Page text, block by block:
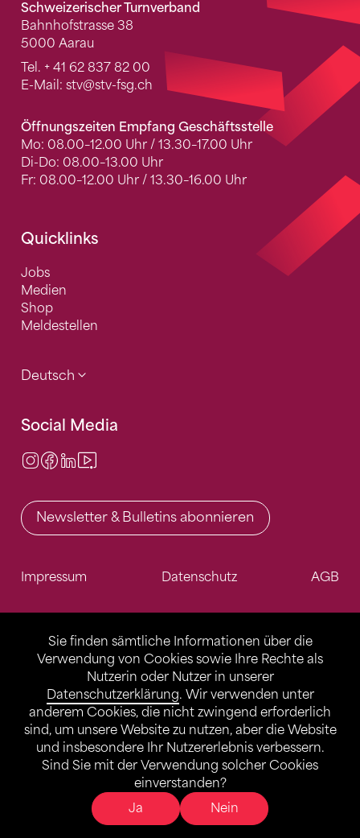
Sie finden sämtliche Informationen über die
Verwendung von Cookies sowie Ihre Rechte als
Nutzerin oder Nutzer in unserer
Datenschutzerklärung. Wir verwenden unter
anderem Cookies, die nicht zwingend erforderlich
sind, um unsere Website zu nutzen, aber die Website
und insbesondere Ihr Nutzererlebnis verbessern.
Sind Sie mit der Verwendung solcher Cookies
einverstanden?
Ja
Nein
Schweizerischer Turnverband
Bahnhofstrasse 38
5000 Aarau
Tel. + 41 62 837 82 00
E-Mail: stv@stv-fsg.ch
Öffnungszeiten Empfang Geschäftsstelle
Mo: 08.00–12.00 Uhr / 13.30–17.00 Uhr
Di-Do: 08.00–13.00 Uhr
Fr: 08.00–12.00 Uhr / 13.30–16.00 Uhr
Quicklinks
Jobs
Medien
Shop
Meldestellen
Deutsch
Social Media
Instagram
Facebook
LinkedIn
Newsletter & Bulletins abonnieren
Impressum Datenschutz AGB